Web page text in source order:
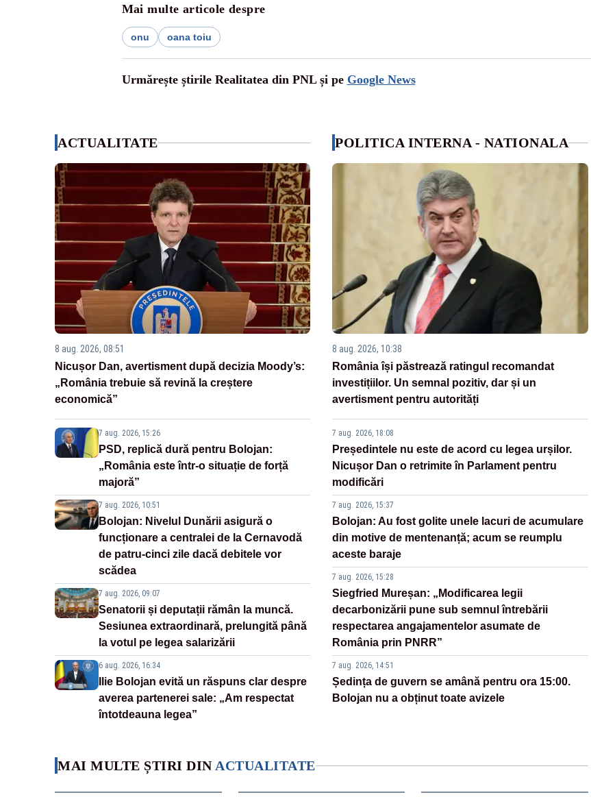
Mai multe articole despre
onu oana toiu
Urmărește știrile Realitatea din PNL și pe Google News
ACTUALITATE
8 aug. 2026, 08:51
Nicușor Dan, avertisment după decizia Moody’s:
„România trebuie să revină la creștere
economică”
7 aug. 2026, 15:26
PSD, replică dură pentru Bolojan:
„România este într-o situație de forță
majoră”
7 aug. 2026, 10:51
Bolojan: Nivelul Dunării asigură o
funcționare a centralei de la Cernavodă
de patru-cinci zile dacă debitele vor
scădea
7 aug. 2026, 09:07
Senatorii și deputații rămân la muncă.
Sesiunea extraordinară, prelungită până
la votul pe legea salarizării
6 aug. 2026, 16:34
Ilie Bolojan evită un răspuns clar despre
averea partenerei sale: „Am respectat
întotdeauna legea”
POLITICA INTERNA - NATIONALA
8 aug. 2026, 10:38
România își păstrează ratingul recomandat
investițiilor. Un semnal pozitiv, dar și un
avertisment pentru autorități
7 aug. 2026, 18:08
Președintele nu este de acord cu legea urșilor.
Nicușor Dan o retrimite în Parlament pentru
modificări
7 aug. 2026, 15:37
Bolojan: Au fost golite unele lacuri de acumulare
din motive de mentenanță; acum se reumplu
aceste baraje
7 aug. 2026, 15:28
Siegfried Mureșan: „Modificarea legii
decarbonizării pune sub semnul întrebării
respectarea angajamentelor asumate de
România prin PNRR”
7 aug. 2026, 14:51
Ședința de guvern se amână pentru ora 15:00.
Bolojan nu a obținut toate avizele
MAI MULTE ȘTIRI DIN ACTUALITATE